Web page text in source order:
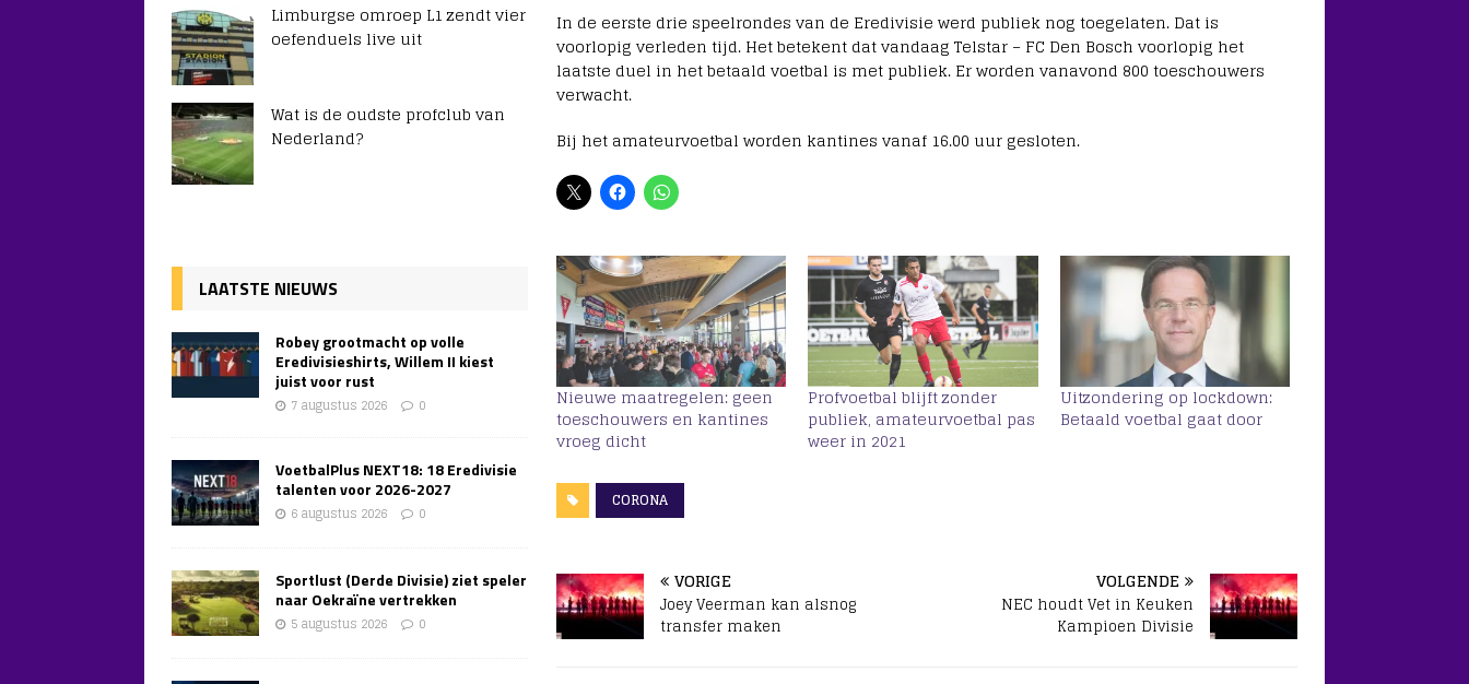
In de eerste drie speelrondes van de Eredivisie werd publiek nog toegelaten. Dat is
voorlopig verleden tijd. Het betekent dat vandaag Telstar – FC Den Bosch voorlopig het
laatste duel in het betaald voetbal is met publiek. Er worden vanavond 800 toeschouwers
verwacht.
Bij het amateurvoetbal worden kantines vanaf 16.00 uur gesloten.
Nieuwe maatregelen: geen
toeschouwers en kantines
vroeg dicht
Profvoetbal blijft zonder
publiek, amateurvoetbal pas
weer in 2021
Uitzondering op lockdown:
Betaald voetbal gaat door
CORONA
VORIGE
Joey Veerman kan alsnog
transfer maken
VOLGENDE
NEC houdt Vet in Keuken
Kampioen Divisie
Limburgse omroep L1 zendt vier
oefenduels live uit
Wat is de oudste profclub van
Nederland?
LAATSTE NIEUWS
Robey grootmacht op volle
Eredivisieshirts, Willem II kiest
juist voor rust
7 augustus 2026 0
VoetbalPlus NEXT18: 18 Eredivisie
talenten voor 2026-2027
6 augustus 2026 0
Sportlust (Derde Divisie) ziet speler
naar Oekraïne vertrekken
5 augustus 2026 0